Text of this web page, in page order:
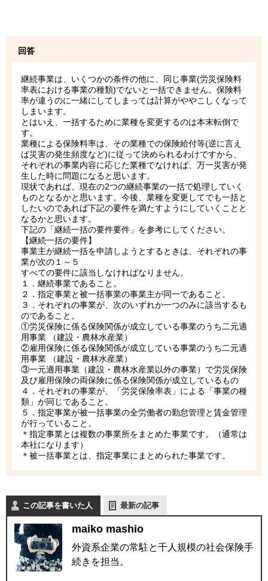
回答
継続事業は、いくつかの条件の他に、同じ事業(労災保険料
率表における事業の種類)でないと一括できません。保険料
率が違うのに一緒にしてしまっては計算がややこしくなって
しまいます。
とはいえ、一括するために業種を変更するのは本末転倒で
す。
業種による保険料率は、その業種での保険給付等(逆に言え
ば災害の発生頻度など)に従って決められるわけですから、
それぞれの事業内容に応じた業種でなければ、万一災害が発
生した時に問題になると思います。
現状であれば、現在の2つの継続事業の一括で処理していく
ものとなるかと思います。今後、業種を変更してでも一括と
したいのであれば下記の要件を満たすようにしていくことと
なるかと思います。
下記の「継続一括の要件要件」を参考にしてください。
【継続一括の要件】
事業主が継続一括を申請しようとするときは、それぞれの事
業が次の１～５
すべての要件に該当しなければなりません。
１．継続事業であること。
２．指定事業と被一括事業の事業主が同一であること。
３．それぞれの事業が、次のいずれか一つのみに該当するも
のであること。
①労災保険に係る保険関係が成立している事業のうち二元適
用事業 （建設・農林水産業）
②雇用保険に係る保険関係が成立している事業のうち二元適
用事業 （建設・農林水産業）
③一元適用事業（建設・農林水産業以外の事業）で労災保険
及び雇用保険の両保険に係る保険関係が成立しているもの
４．それぞれの事業が、「労災保険率表」による「事業の種
類」が同じであること。
５．指定事業が被一括事業の全労働者の勤怠管理と賃金管理
が行っていること。
＊指定事業とは複数の事業所をまとめた事業です。（通常は
本社になります）
＊被一括事業とは、指定事業にまとめられた事業です。
この記事を書いた人 最新の記事
maiko mashio
外資系企業の常駐と千人規模の社会保険手
続きを担当。